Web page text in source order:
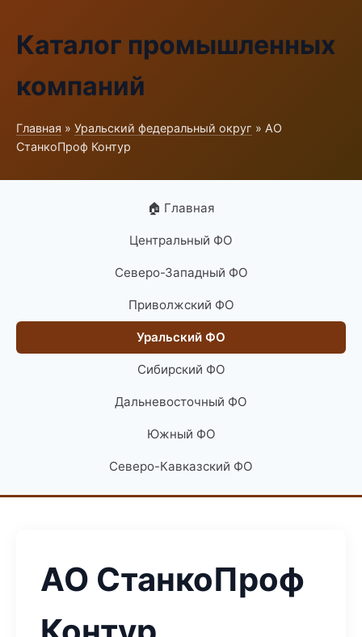
Каталог промышленных
компаний
Главная » Уральский федеральный округ » АО
СтанкоПроф Контур
🏠 Главная
Центральный ФО
Северо-Западный ФО
Приволжский ФО
Уральский ФО
Сибирский ФО
Дальневосточный ФО
Южный ФО
Северо-Кавказский ФО
АО СтанкоПроф